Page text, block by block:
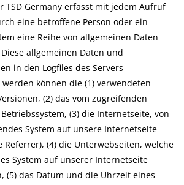
TSD Germany erfasst mit jedem Aufruf
eine betroffene Person oder ein
eine Reihe von allgemeinen Daten
allgemeinen Daten und
in den Logfiles des Servers
können die (1) verwendeten
(2) das vom zugreifenden
(3) die Internetseite, von
System auf unsere Internetseite
Referrer), (4) die Unterwebseiten, welche
System auf unserer Internetseite
(5) das Datum und die Uhrzeit eines